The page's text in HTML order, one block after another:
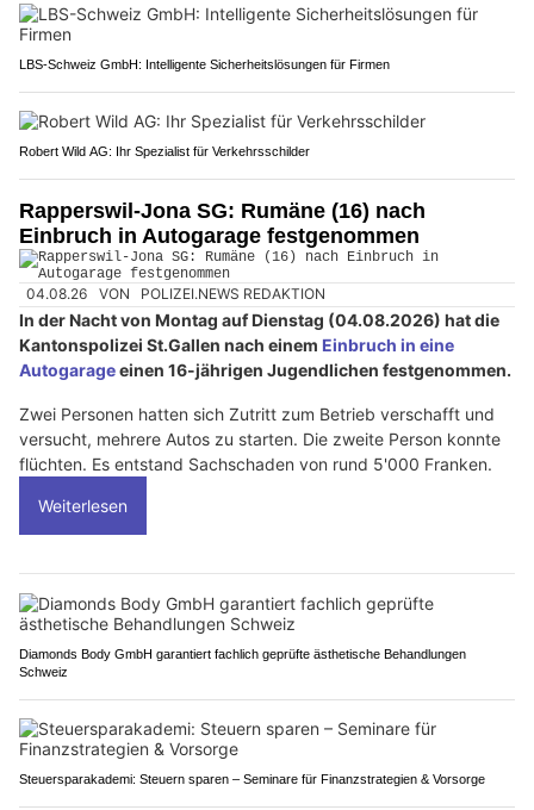
LBS-Schweiz GmbH: Intelligente Sicherheitslösungen für Firmen
Robert Wild AG: Ihr Spezialist für Verkehrsschilder
Rapperswil-Jona SG: Rumäne (16) nach
Einbruch in Autogarage festgenommen
04.08.26 VON POLIZEI.NEWS REDAKTION
In der Nacht von Montag auf Dienstag (04.08.2026) hat die
Kantonspolizei St.Gallen nach einem Einbruch in eine
Autogarageeinen 16-jährigen Jugendlichen festgenommen.
Zwei Personen hatten sich Zutritt zum Betrieb verschafft und
versucht, mehrere Autos zu starten. Die zweite Person konnte
flüchten. Es entstand Sachschaden von rund 5'000 Franken.
Weiterlesen
Diamonds Body GmbH garantiert fachlich geprüfte ästhetische Behandlungen
Schweiz
Steuersparakademi: Steuern sparen – Seminare für Finanzstrategien & Vorsorge